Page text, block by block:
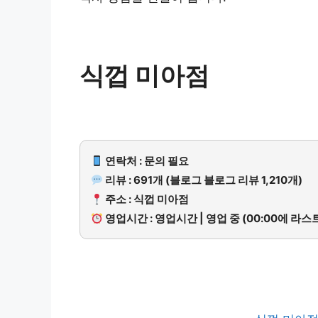
식껍 미아점
연락처 : 문의 필요
리뷰 : 691개 (블로그 블로그 리뷰 1,210개)
주소 : 식껍 미아점
영업시간 : 영업시간 | 영업 중 (00:00에 라스